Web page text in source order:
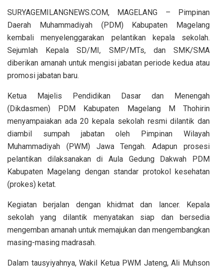
SURYAGEMILANGNEWS.COM, MAGELANG – Pimpinan
Daerah Muhammadiyah (PDM) Kabupaten Magelang
kembali menyelenggarakan pelantikan kepala sekolah.
Sejumlah Kepala SD/MI, SMP/MTs, dan SMK/SMA
diberikan amanah untuk mengisi jabatan periode kedua atau
promosi jabatan baru.
Ketua Majelis Pendidikan Dasar dan Menengah
(Dikdasmen) PDM Kabupaten Magelang M Thohirin
menyampaiakan ada 20 kepala sekolah resmi dilantik dan
diambil sumpah jabatan oleh Pimpinan Wilayah
Muhammadiyah (PWM) Jawa Tengah. Adapun prosesi
pelantikan dilaksanakan di Aula Gedung Dakwah PDM
Kabupaten Magelang dengan standar protokol kesehatan
(prokes) ketat.
Kegiatan berjalan dengan khidmat dan lancer. Kepala
sekolah yang dilantik menyatakan siap dan bersedia
mengemban amanah untuk memajukan dan mengembangkan
masing-masing madrasah.
Dalam tausyiyahnya, Wakil Ketua PWM Jateng, Ali Muhson